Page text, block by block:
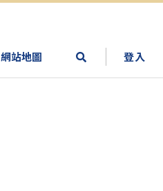
網站地圖 登入